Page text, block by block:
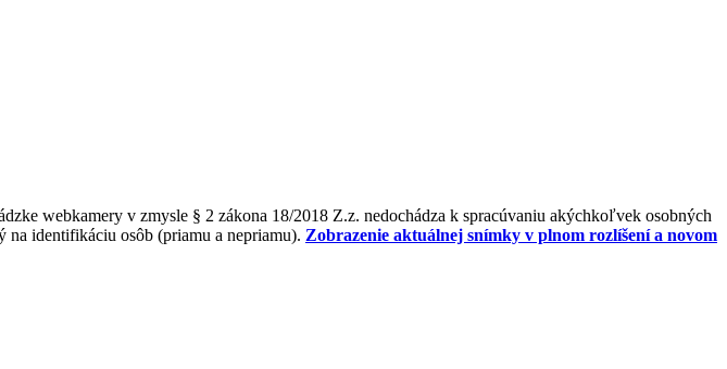
webkamery v zmysle § 2 zákona 18/2018 Z.z. nedochádza k spracúvaniu akýchkoľvek osobných
na identifikáciu osôb (priamu a nepriamu). Zobrazenie aktuálnej snímky v plnom rozlíšení a novom